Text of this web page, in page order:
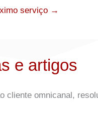
serviço →
e artigos